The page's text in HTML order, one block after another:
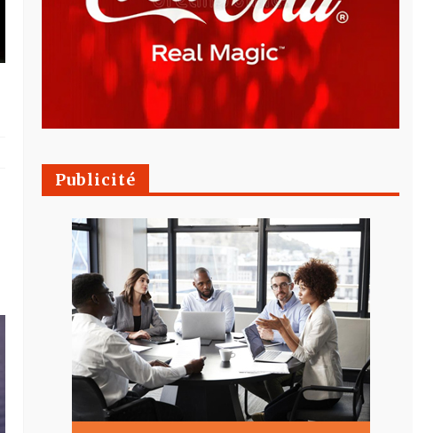
Publicité